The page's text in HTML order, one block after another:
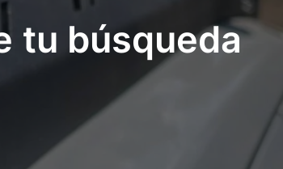
tu búsqueda